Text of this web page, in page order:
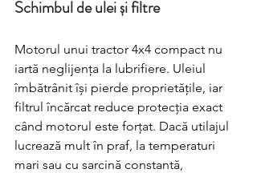
Schimbul de ulei și filtre
Motorul unui tractor 4x4 compact nu
iartă neglijența la lubrifiere. Uleiul
îmbătrânit își pierde proprietățile, iar
filtrul încărcat reduce protecția exact
când motorul este forțat. Dacă utilajul
lucrează mult în praf, la temperaturi
mari sau cu sarcină constantă,